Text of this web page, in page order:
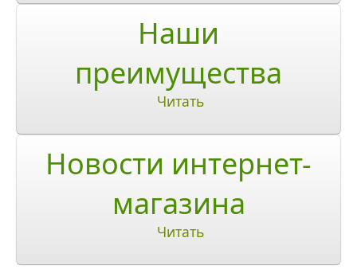
Доставка и оплата по России
Ответы на часто задаваемые вопросы
Наши
преимущества
Читать
Новости интернет-
магазина
Читать